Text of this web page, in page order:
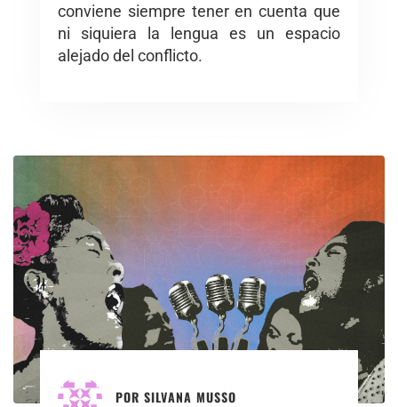
conviene siempre tener en cuenta que
ni siquiera la lengua es un espacio
alejado del conflicto.
POR SILVANA MUSSO